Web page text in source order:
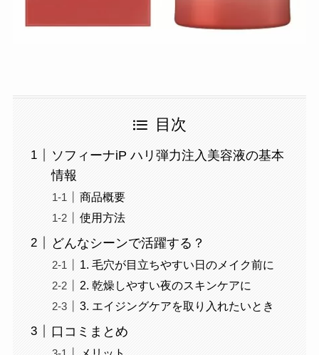
目次
ソフィーナiP ハリ弾力注入美容液の基本
情報
商品概要
使用方法
どんなシーンで活躍する？
1. 毛穴が目立ちやすい日のメイク前に
2. 乾燥しやすい夜のスキンケアに
3. エイジングケアを取り入れたいとき
口コミまとめ